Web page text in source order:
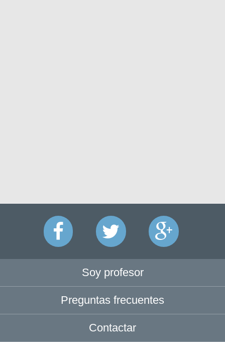
Soy profesor
Preguntas frecuentes
Contactar